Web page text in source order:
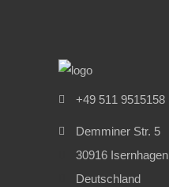
+49 511 9515158
Demminer Str. 5
30916 Isernhagen
Deutschland